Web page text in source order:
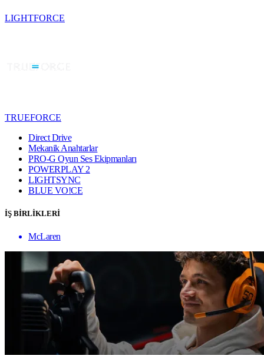
LIGHTFORCE
TRUEFORCE
Direct Drive
Mekanik Anahtarlar
PRO-G Oyun Ses Ekipmanları
POWERPLAY 2
LIGHTSYNC
BLUE VO!CE
İŞ BİRLİKLERİ
McLaren